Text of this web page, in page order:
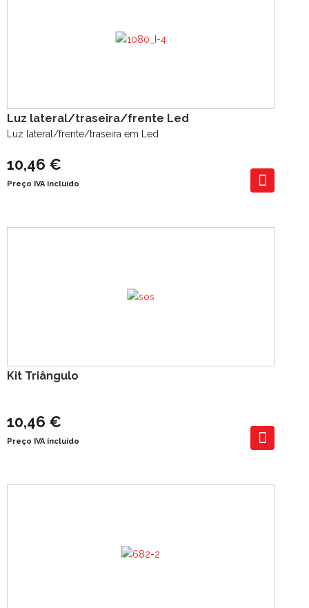
Luz lateral/traseira/frente Led
Luz lateral/frente/traseira em Led
10,46 €
Preço IVA incluído
Kit Triângulo
10,46 €
Preço IVA incluído